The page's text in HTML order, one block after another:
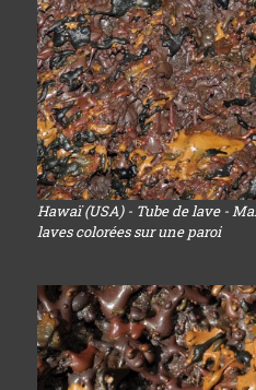
Hawaï (USA) - Tube de lave -
laves colorées sur une paroi